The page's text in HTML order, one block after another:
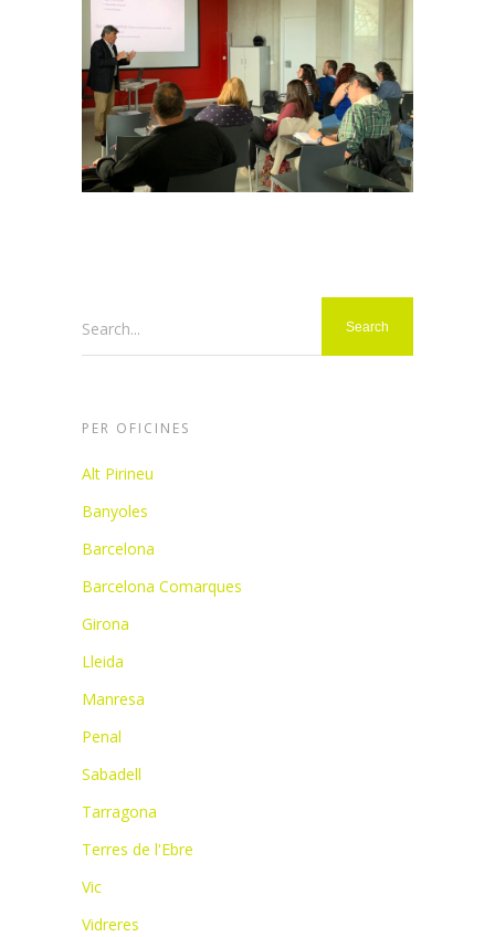
Search...
PER OFICINES
Alt Pirineu
Banyoles
Barcelona
Barcelona Comarques
Girona
Lleida
Manresa
Penal
Sabadell
Tarragona
Terres de l'Ebre
Vic
Vidreres